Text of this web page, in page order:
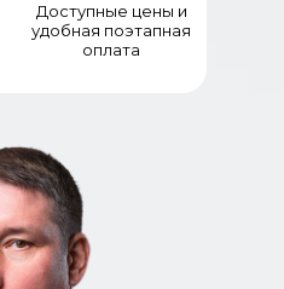
Доступные цены и
удобная поэтапная
оплата